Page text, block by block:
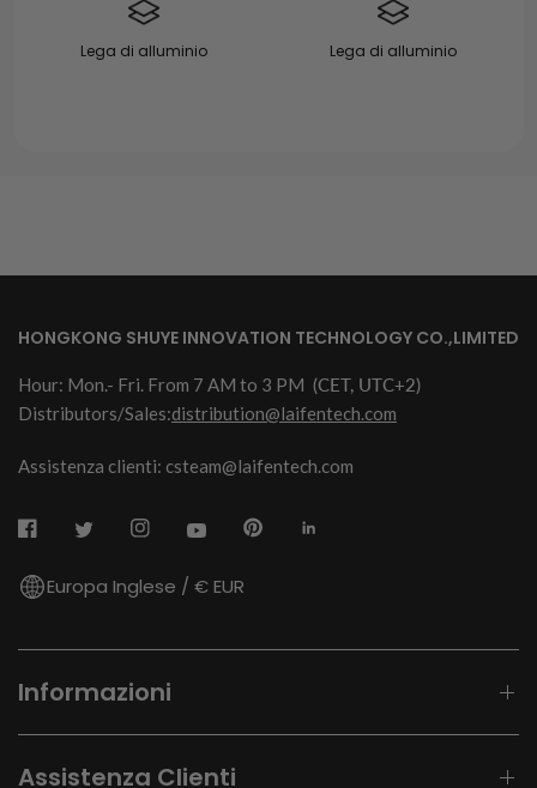
Lega di alluminio Lega di alluminio
HONGKONG SHUYE INNOVATION TECHNOLOGY CO.,LIMITED
Hour: Mon.- Fri. From 7 AM to 3 PM (CET, UTC+2)
Distributors/Sales:distribution@laifentech.com
Assistenza clienti: csteam@laifentech.com
Europa Inglese / € EUR
Informazioni
Assistenza Clienti